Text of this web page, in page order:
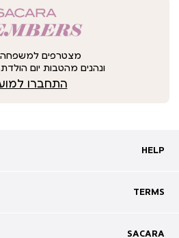
מצטרפים למשפחה
ונהנים מהטבות יום
התחברו
HELP
HELP
שאלות ותשובות
TERMS
TERMS
מדיניות פרטיות
SACARA
SACARA